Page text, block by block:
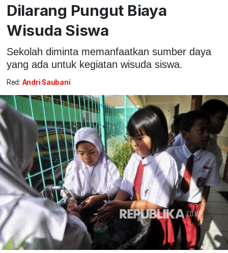
Dilarang Pungut Biaya
Wisuda Siswa
Sekolah diminta memanfaatkan sumber daya
yang ada untuk kegiatan wisuda siswa.
Red: Andri Saubani